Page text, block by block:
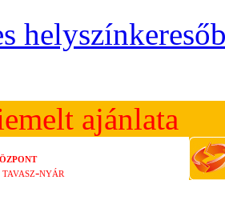
ajánlata
nyár